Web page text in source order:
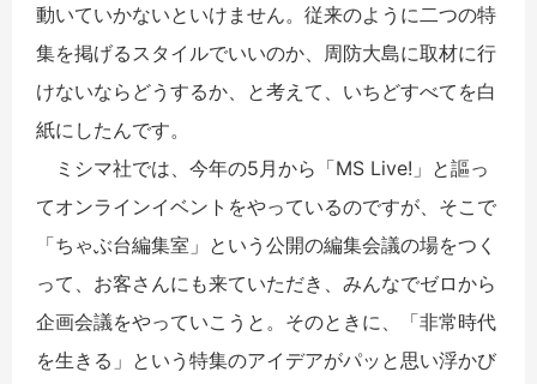
動いていかないといけません。従来のように二つの特
集を掲げるスタイルでいいのか、周防大島に取材に行
けないならどうするか、と考えて、いちどすべてを白
紙にしたんです。
ミシマ社では、今年の5月から「MS Live!」と謳っ
てオンラインイベントをやっているのですが、そこで
「ちゃぶ台編集室」という公開の編集会議の場をつく
って、お客さんにも来ていただき、みんなでゼロから
企画会議をやっていこうと。そのときに、「非常時代
を生きる」という特集のアイデアがパッと思い浮かび